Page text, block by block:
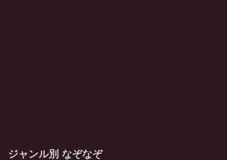
ジャンル別 なぞなぞ